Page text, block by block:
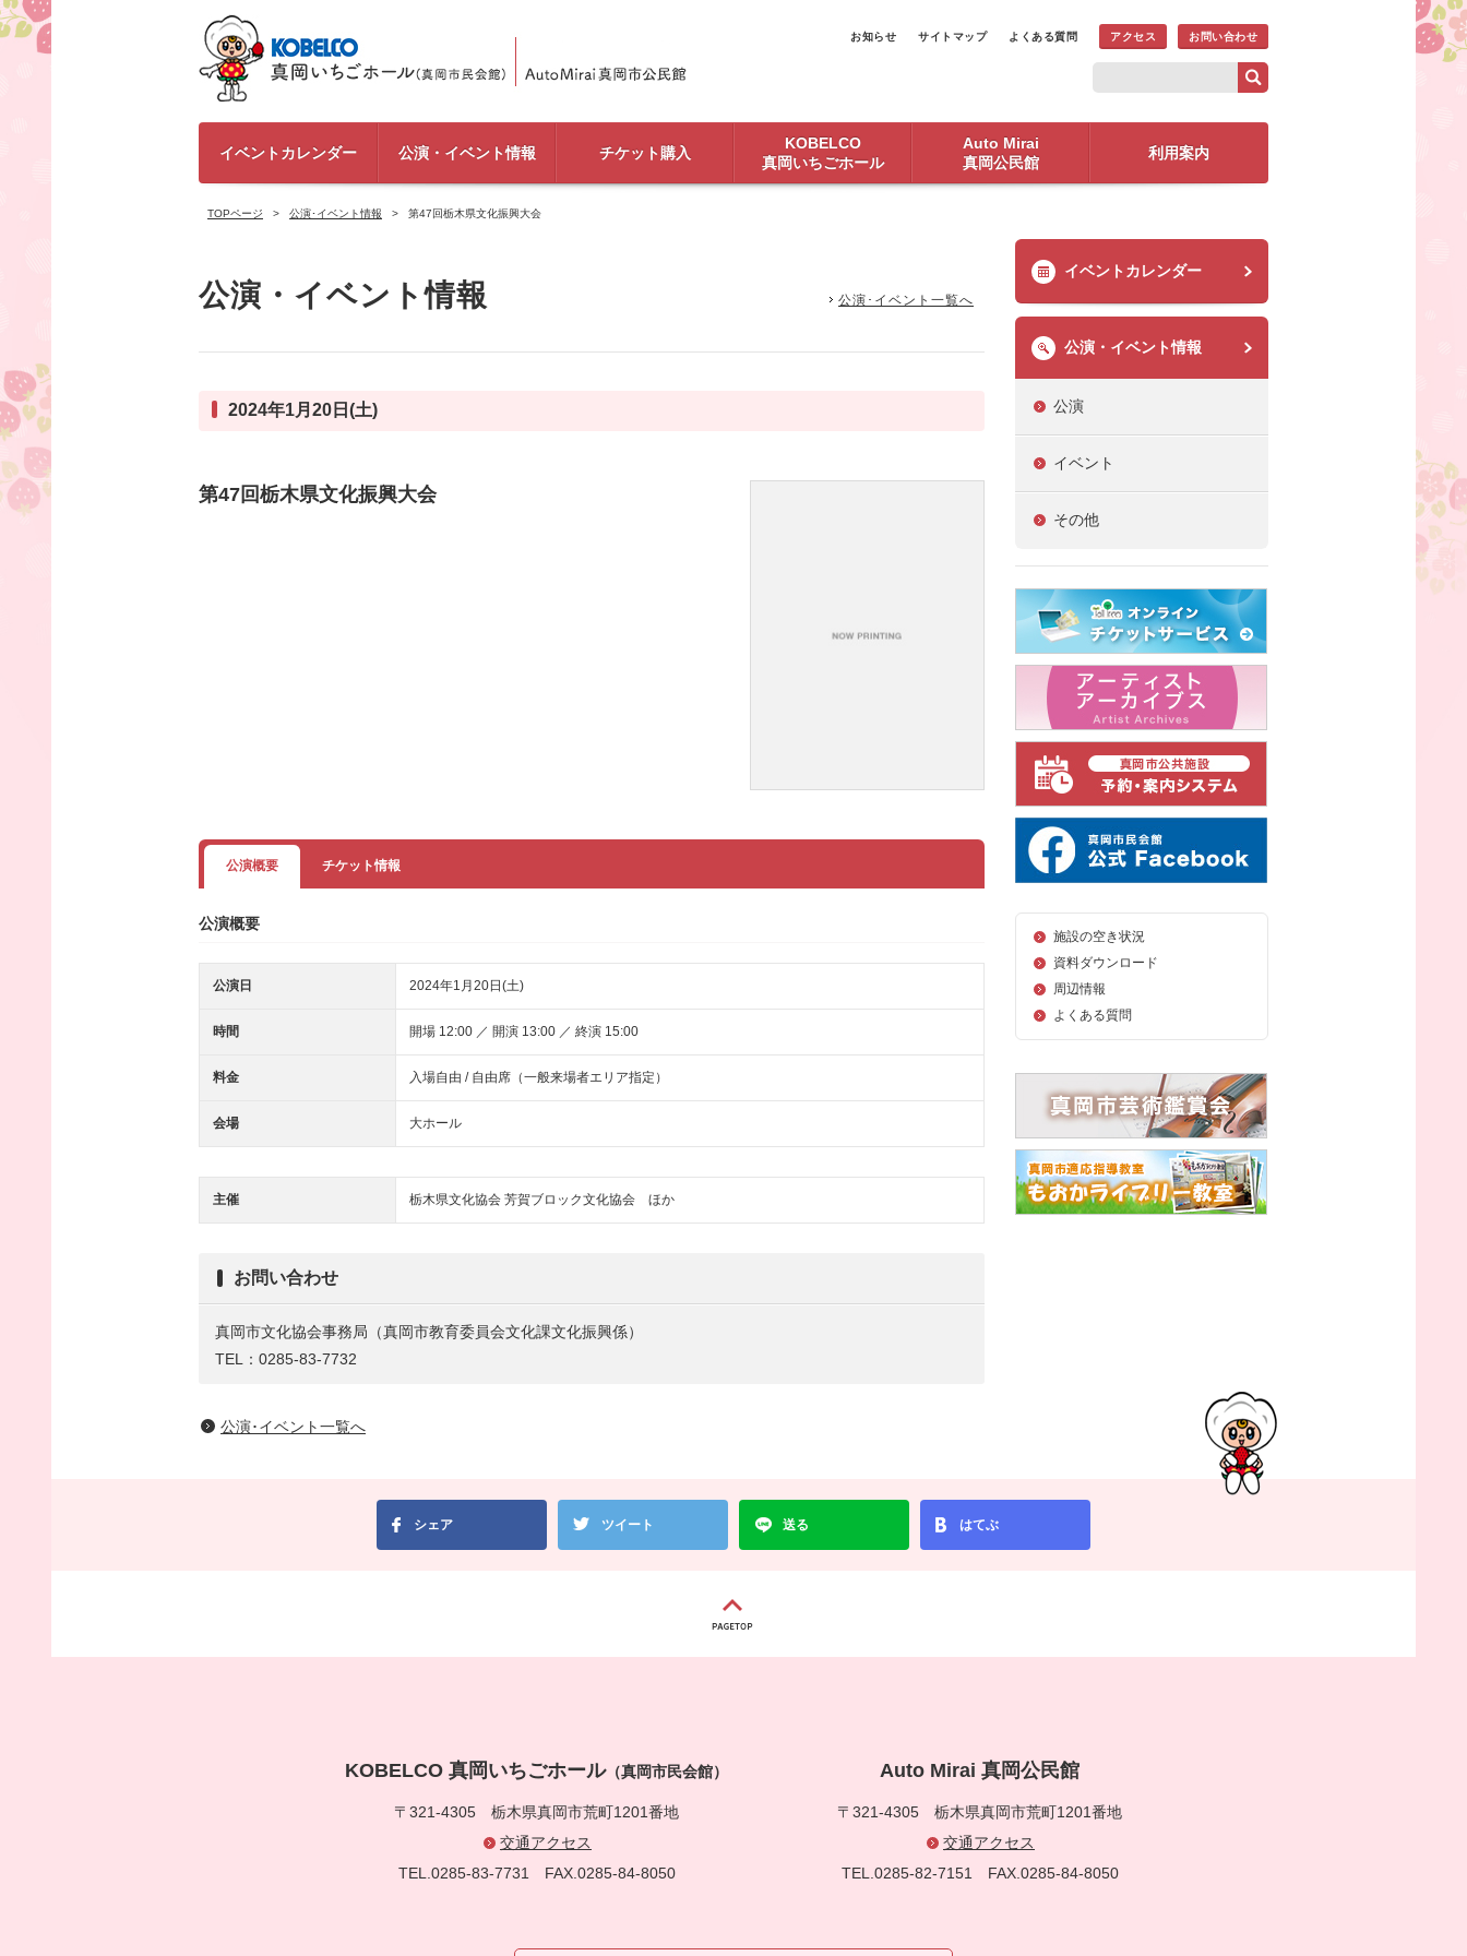
お知らせ サイトマップ よくある質問 アクセス お問い合わせ
イベントカレンダー 公演・イベント情報 チケット購入
KOBELCO
真岡いちごホール
Auto Mirai
真岡公民館
利用案内
TOPページ 公演･イベント情報 第47回栃木県文化振興大会
公演・イベント情報 公演･イベント一覧へ
2024年1月20日(土)
第47回栃木県文化振興大会
公演概要 チケット情報
公演概要
公演日 2024年1月20日(土)
時間 開場 12:00 ／ 開演 13:00 ／ 終演 15:00
料金 入場自由 / 自由席（一般来場者エリア指定）
会場 大ホール
主催 栃木県文化協会 芳賀ブロック文化協会 ほか
お問い合わせ
真岡市文化協会事務局（真岡市教育委員会文化課文化振興係）
TEL：0285-83-7732
公演･イベント一覧へ
イベントカレンダー
公演・イベント情報
公演
イベント
その他
施設の空き状況
資料ダウンロード
周辺情報
よくある質問
シェア ツイート 送る はてぶ
KOBELCO 真岡いちごホール（真岡市民会館）
〒321-4305 栃木県真岡市荒町1201番地
交通アクセス
TEL.0285-83-7731 FAX.0285-84-8050
Auto Mirai 真岡公民館
〒321-4305 栃木県真岡市荒町1201番地
交通アクセス
TEL.0285-82-7151 FAX.0285-84-8050